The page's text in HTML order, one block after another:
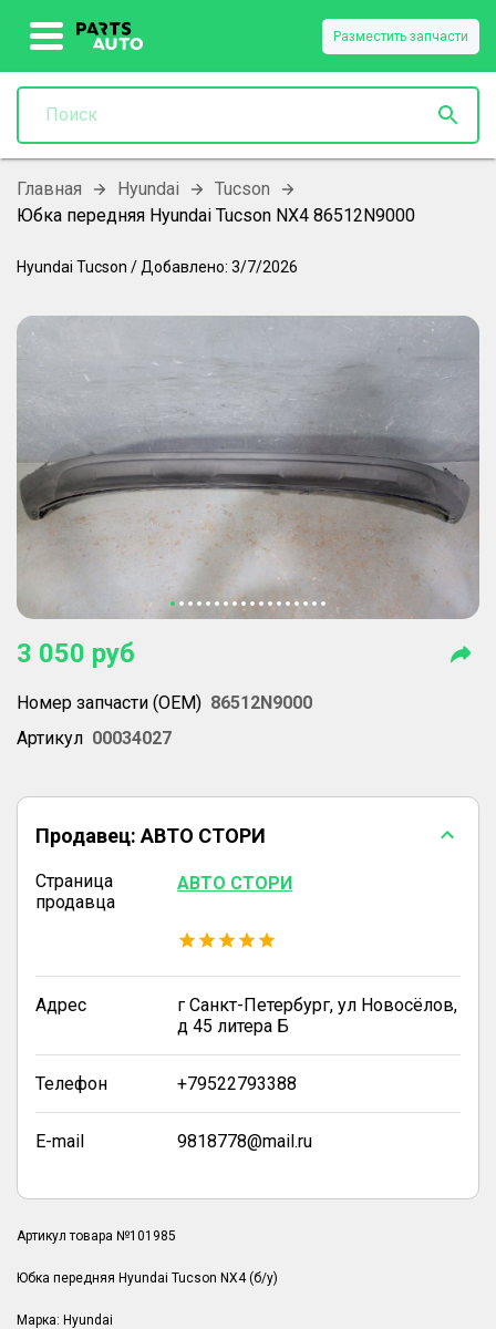
Разместить запчасти
Главная Hyundai
Tucson
Юбка передняя Hyundai Tucson NX4 86512N9000
Hyundai Tucson / Добавлено: 3/7/2026
3 050 руб
Номер запчасти (OEM) 86512N9000
Артикул 00034027
Продавец: АВТО СТОРИ
Страница
продавца
АВТО СТОРИ
Адрес
г Санкт-Петербург, ул Новосёлов,
д 45 литера Б
Телефон +79522793388
E-mail 9818778@mail.ru
Артикул товара №101985
Юбка передняя Hyundai Tucson NX4 (б/у)
Марка: Hyundai